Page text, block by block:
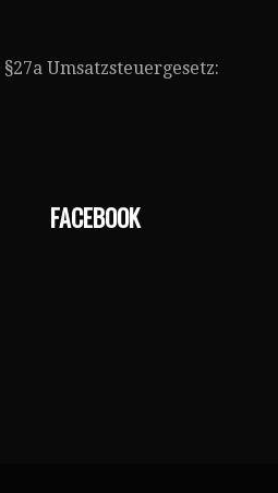
Umsatzsteuergesetz:
FACEBOOK